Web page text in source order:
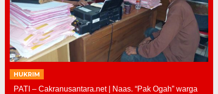
HUKRIM
PATI – Cakranusantara.net | Naas. “Pak Ogah” warga